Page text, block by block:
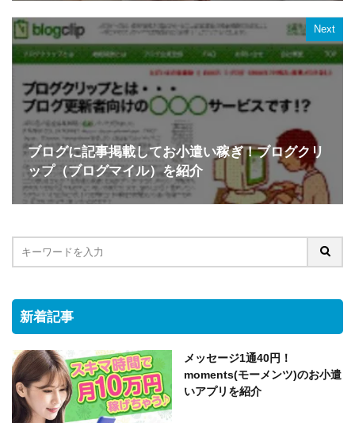
Next
ブログに記事掲載してお小遣い稼ぎ！ブログクリ
ップ（ブログマイル）を紹介
新着記事
メッセージ1通40円！
moments(モーメンツ)のお小遣
いアプリを紹介